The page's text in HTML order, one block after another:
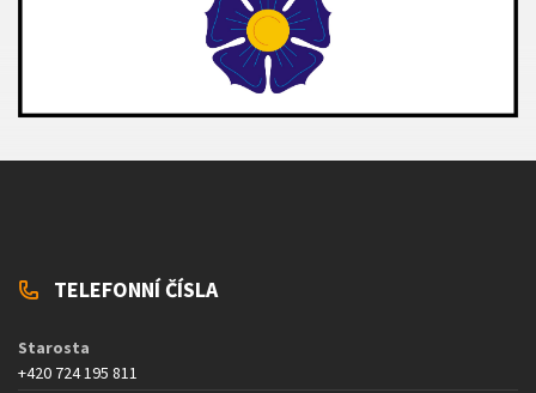
TELEFONNÍ ČÍSLA
Starosta
+420 724 195 811